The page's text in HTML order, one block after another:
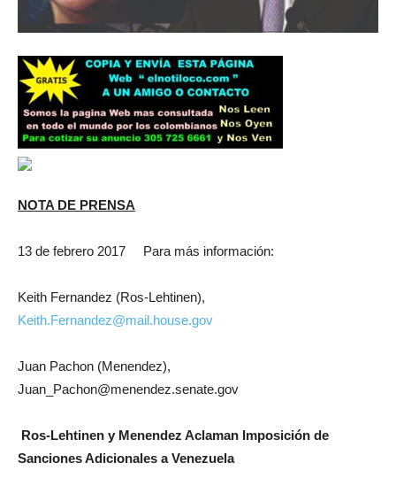
NOTA DE PRENSA
13 de febrero 2017 Para más información:
Keith Fernandez (Ros-Lehtinen),
Keith.Fernandez@mail.house.gov
Juan Pachon (Menendez),
Juan_Pachon@menendez.senate.gov
Ros-Lehtinen y Menendez Aclaman Imposición de
Sanciones Adicionales a Venezuela